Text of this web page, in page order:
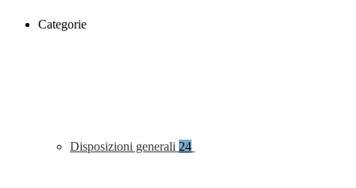
Categorie
Disposizioni generali 24